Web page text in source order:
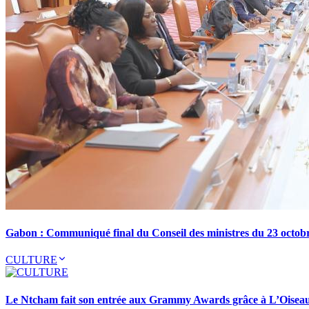
Gabon : Communiqué final du Conseil des ministres du 23
CULTURE
Le Ntcham fait son entrée aux Grammy Awards grâce à